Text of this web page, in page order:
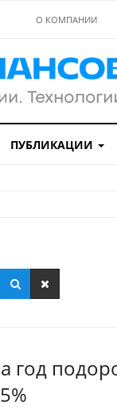
О КОМПАНИИ
ПУБЛИКАЦИИ
год